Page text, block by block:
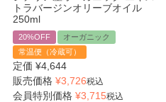
トラバージンオリーブオイル
250ml
20%OFF
オーガニック
常温便（冷蔵可）
定価 ¥4,644
販売価格 ¥3,726税込
会員特別価格 ¥3,715税込